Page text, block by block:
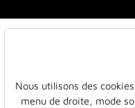
Nous utilisons des
menu de droite, mode